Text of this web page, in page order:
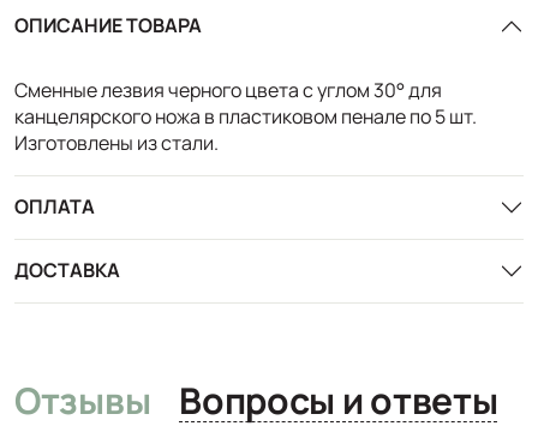
ОПИСАНИЕ ТОВАРА
Сменные лезвия черного цвета с углом 30° для
канцелярского ножа в пластиковом пенале по 5 шт.
Изготовлены из стали.
ОПЛАТА
ДОСТАВКА
Отзывы Вопросы и ответы